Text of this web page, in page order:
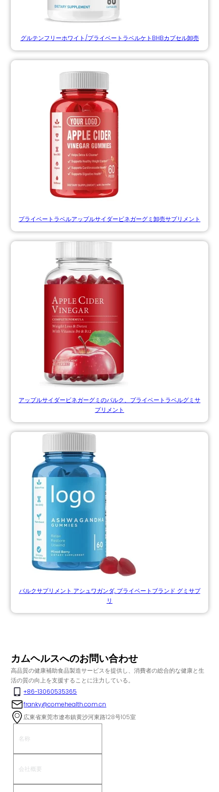
グルテンフリーホワイト/プライベートラベルケトBHBカプセル卸売
プライベートラベルアップルサイダービネガーグミ卸売サプリメント
アップルサイダービネガーグミのバルク、プライベートラベルグミサ
プリメント
バルクサプリメント アシュワガンダ, プライベートブランド グミサプ
リ
カムヘルスへのお問い合わせ
高品質の健康補助食品製造サービスを提供し、消費者の総合的な健康と生
活の質の向上を支援することに注力している。
+86-13060535365
franky@comehealth.com.cn
広東省東莞市遼布鎮黄沙河東路128号105室